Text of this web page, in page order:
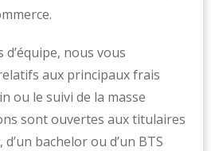
nous vous
aux principaux frais
ou le suivi de la masse
sont ouvertes aux titulaires
bachelor ou d’un BTS